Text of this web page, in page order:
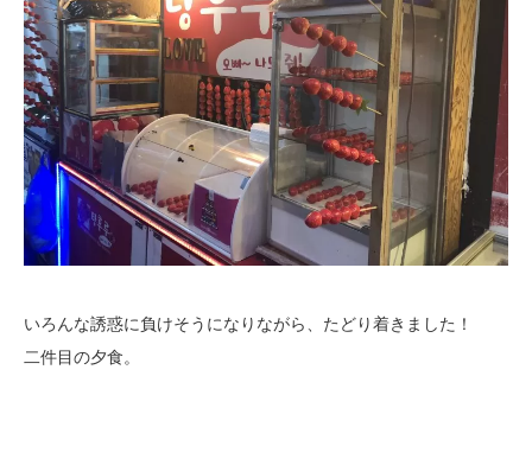
いろんな誘惑に負けそうになりながら、たどり着きました！
二件目の夕食。